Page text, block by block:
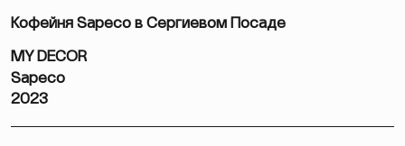
Кофейня Sapeco в Сергиевом Посаде
MY DECOR
Sapeco
2023